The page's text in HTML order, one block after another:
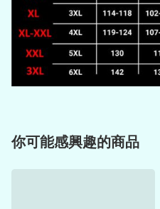
你可能感興趣的商品